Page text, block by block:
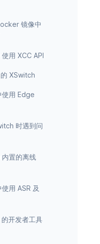
镜像中
用 XCC API
XSwitch
用 Edge
时遇到问
置的离线
用 ASR 及
开发者工具